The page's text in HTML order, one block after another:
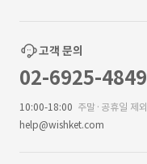
고객 문의
02-6925-4849
10:00-18:00 주말·공휴일 제외
help@wishket.com